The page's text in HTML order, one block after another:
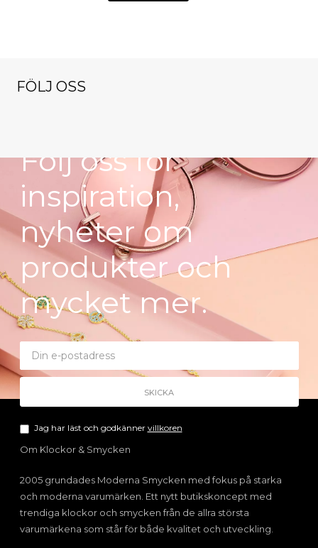
FÖLJ OSS
Nov 16 Okt 27
Följ oss för
inspiration,
nyheter om
produkter och
mycket mer.
Jag har läst och godkänner villkoren
Om Klockor & Smycken
2005 grundades Moderna Smycken med fokus på starka
och moderna varumärken. Ett nytt butikskoncept med
trendiga klockor och smycken från de allra största
varumärkena som står för både kvalitet och utveckling.